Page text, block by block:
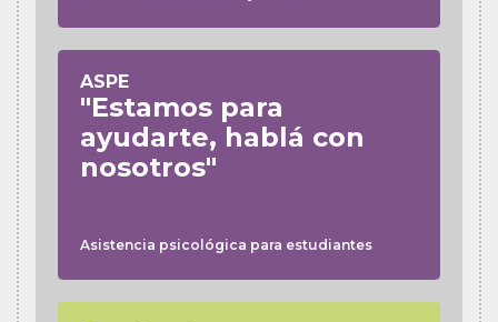
ASPE
"Estamos para
ayudarte, hablá con
nosotros"
Asistencia psicológica para estudiantes